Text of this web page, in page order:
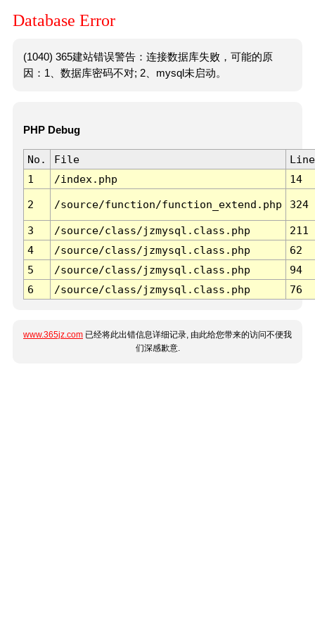
Database Error
(1040) 365建站错误警告：连接数据库失败，可能的原
因：1、数据库密码不对; 2、mysql未启动。
PHP Debug
No. File
Line
1
/index.php 14
2 /source/function/function_extend.php 324
3 /source/class/jzmysql.class.php
211
4
/source/class/jzmysql.class.php
62
5
/source/class/jzmysql.class.php
94
6
/source/class/jzmysql.class.php 76
www.365jz.com 已经将此出错信息详细记录, 由此给您带来的访问不便我
们深感歉意.